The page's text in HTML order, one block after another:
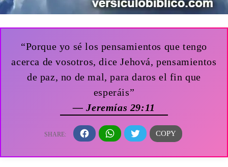
“Porque yo sé los pensamientos que tengo
acerca de vosotros, dice Jehová, pensamientos
de paz, no de mal, para daros el fin que
esperáis”
— Jeremías 29:11